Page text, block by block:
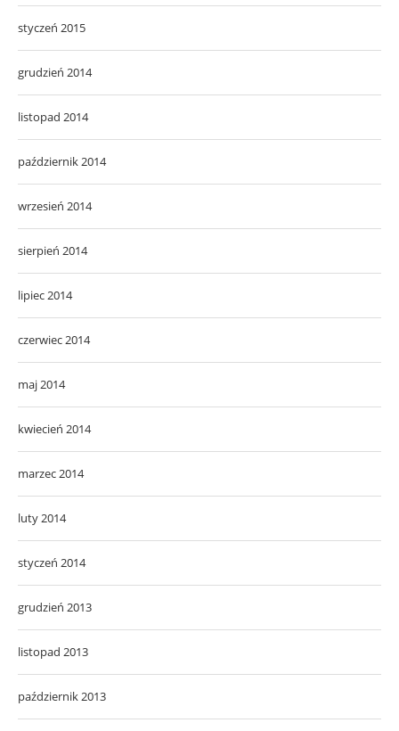
styczeń 2015
grudzień 2014
listopad 2014
październik 2014
wrzesień 2014
sierpień 2014
lipiec 2014
czerwiec 2014
maj 2014
kwiecień 2014
marzec 2014
luty 2014
styczeń 2014
grudzień 2013
listopad 2013
październik 2013